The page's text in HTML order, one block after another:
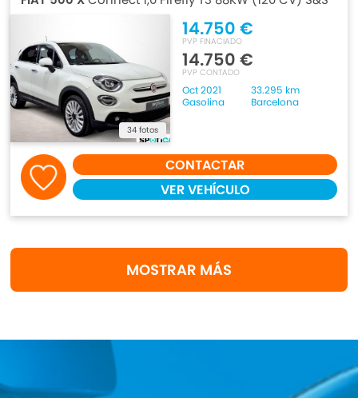
34 fotos
14.750 €
PVP FINACIADO
14.750 €
PVP CONTADO
Oct 2021
33.295 km
Gasolina
Barcelona
CONTACTAR
VER VEHÍCULO
MOSTRAR MÁS